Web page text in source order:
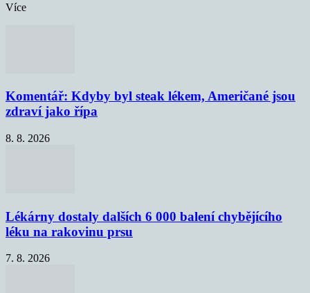
Více
Komentář: Kdyby byl steak lékem, Američané jsou
zdraví jako řípa
8. 8. 2026
Lékárny dostaly dalších 6 000 balení chybějícího
léku na rakovinu prsu
7. 8. 2026